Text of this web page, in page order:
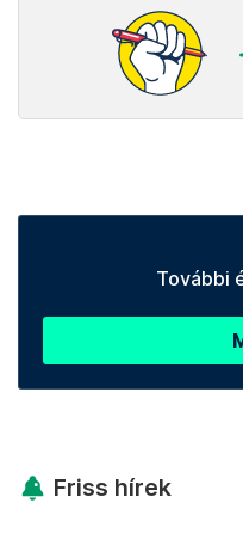
További
Friss hírek